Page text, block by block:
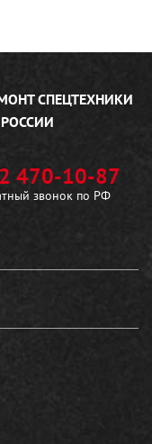
СПЕЦТЕХНИКИ
470-10-87
звонок по РФ